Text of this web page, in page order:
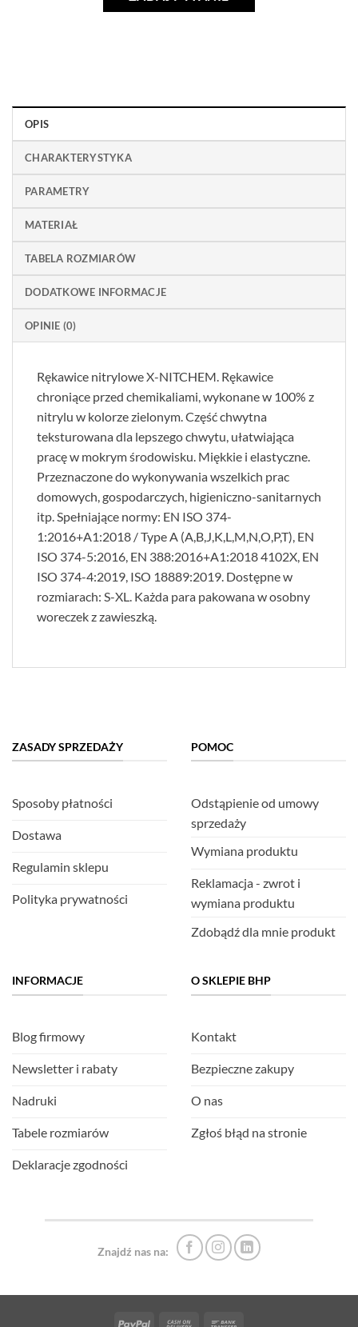
OPIS
CHARAKTERYSTYKA
PARAMETRY
MATERIAŁ
TABELA ROZMIARÓW
DODATKOWE INFORMACJE
OPINIE (0)
Rękawice nitrylowe X-NITCHEM. Rękawice
chroniące przed chemikaliami, wykonane w 100% z
nitrylu w kolorze zielonym. Część chwytna
teksturowana dla lepszego chwytu, ułatwiająca
pracę w mokrym środowisku. Miękkie i elastyczne.
Przeznaczone do wykonywania wszelkich prac
domowych, gospodarczych, higieniczno-sanitarnych
itp. Spełniające normy: EN ISO 374-
1:2016+A1:2018 / Type A (A,B,J,K,L,M,N,O,P,T), EN
ISO 374-5:2016, EN 388:2016+A1:2018 4102X, EN
ISO 374-4:2019, ISO 18889:2019. Dostępne w
rozmiarach: S-XL. Każda para pakowana w osobny
woreczek z zawieszką.
ZASADY SPRZEDAŻY
Sposoby płatności
Dostawa
Regulamin sklepu
Polityka prywatności
POMOC
Odstąpienie od umowy
sprzedaży
Wymiana produktu
Reklamacja - zwrot i
wymiana produktu
Zdobądź dla mnie produkt
INFORMACJE
Blog firmowy
Newsletter i rabaty
Nadruki
Tabele rozmiarów
Deklaracje zgodności
O SKLEPIE BHP
Kontakt
Bezpieczne zakupy
O nas
Zgłoś błąd na stronie
Znajdź nas na:
PayPal Cash